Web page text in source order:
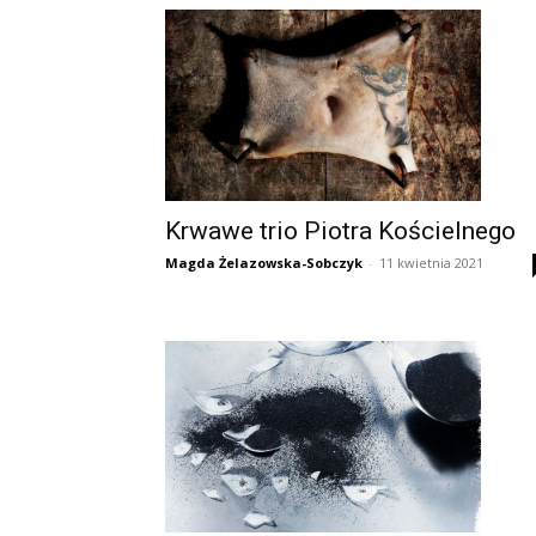
Krwawe trio Piotra Kościelnego
Magda Żelazowska-Sobczyk - 11 kwietnia 2021